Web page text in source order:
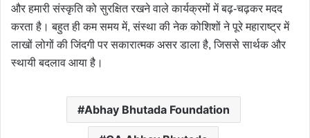
और हमारी संस्कृति को सुरक्षित रखने वाले कार्यक्रमों में बढ़-चढ़कर मदद
करता है। बहुत ही कम समय में, संस्था की नेक कोशिशों ने पूरे महाराष्ट्र में
लाखों लोगों की जिंदगी पर सकारात्मक असर डाला है, जिससे सार्थक और
स्थायी बदलाव आया है।
Abhay Bhutada Foundation